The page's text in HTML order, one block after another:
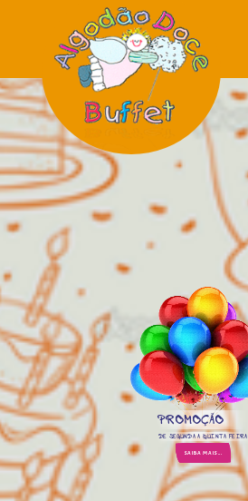
SAIBA MAIS...
PROMOÇÃO
DE SEGUNDA A QUINTA FEIRA